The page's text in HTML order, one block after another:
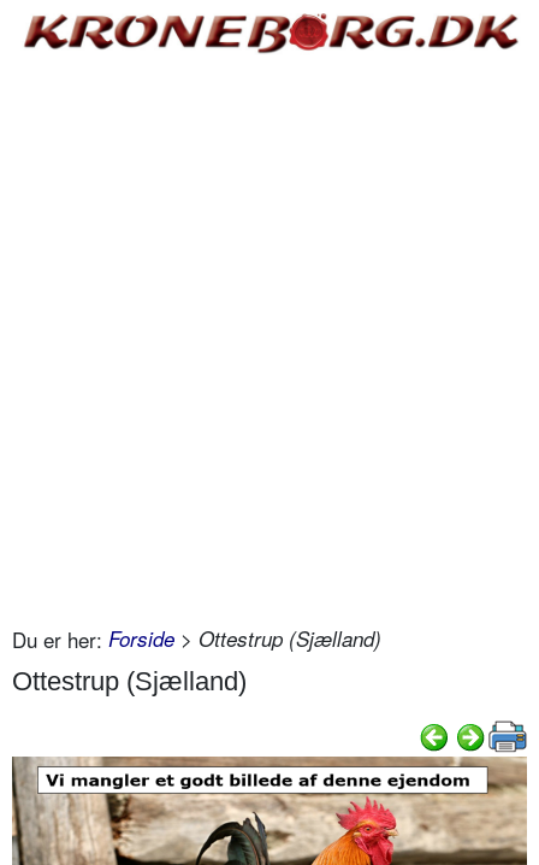
Du er her: Forside > Ottestrup (Sjælland)
Ottestrup (Sjælland)